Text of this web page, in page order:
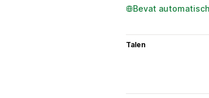
Bevat
Talen